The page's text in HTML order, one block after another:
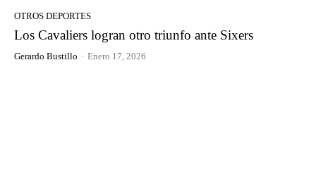
OTROS DEPORTES
Los Cavaliers logran otro triunfo ante Sixers
Gerardo Bustillo - Enero 17, 2026